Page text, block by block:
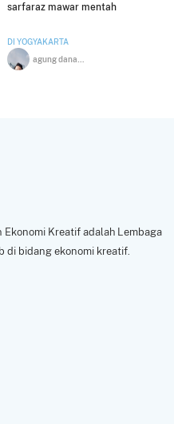
sarfaraz mawar mentah
DI YOGYAKARTA
Kreatif adalah Lembaga
di bidang ekonomi kreatif.